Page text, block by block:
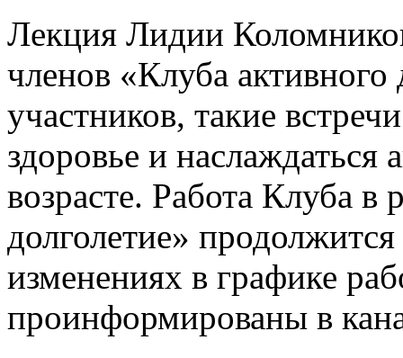
Лекция Лидии
членов «Клуба
участников, такие
здоровье и
возрасте. Работа Клуба
долголетие»
изменениях в графике
проинформированы в